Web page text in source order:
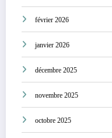
février 2026
janvier 2026
décembre 2025
novembre 2025
octobre 2025